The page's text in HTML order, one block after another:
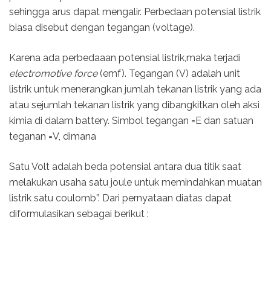
sehingga arus dapat mengalir. Perbedaan potensial listrik
biasa disebut dengan tegangan (voltage).
Karena ada perbedaaan potensial listrik,maka terjadi
electromotive force(emf). Tegangan (V) adalah unit
listrik untuk menerangkan jumlah tekanan listrik yang ada
atau sejumlah tekanan listrik yang dibangkitkan oleh aksi
kimia di dalam battery. Simbol tegangan =E dan satuan
teganan =V, dimana
Satu Volt adalah beda potensial antara dua titik saat
melakukan usaha satu joule untuk memindahkan muatan
listrik satu coulomb”. Dari pernyataan diatas dapat
diformulasikan sebagai berikut :